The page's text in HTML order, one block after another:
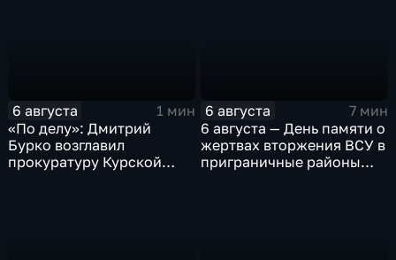
6 августа
1 мин
«По делу»: Дмитрий
Бурко возглавил
прокуратуру Курской
6 августа
7 мин
6 августа — День памяти о
жертвах вторжения ВСУ в
приграничные районы